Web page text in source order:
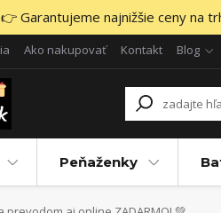
👉 Garantujeme najnižšie ceny na
Ako nakupovať Kontakt Blog
Peňaženky